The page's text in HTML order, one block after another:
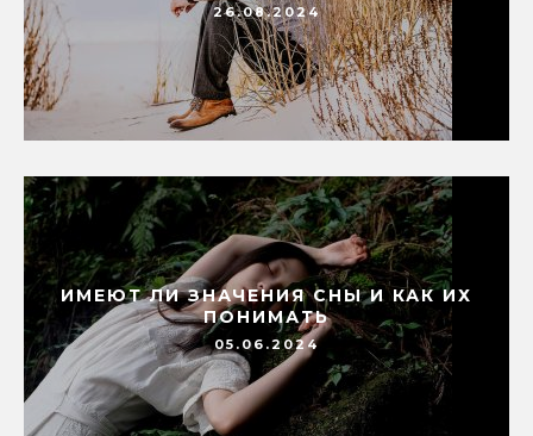
26.08.2024
ИМЕЮТ ЛИ ЗНАЧЕНИЯ СНЫ И КАК ИХ
ПОНИМАТЬ
05.06.2024